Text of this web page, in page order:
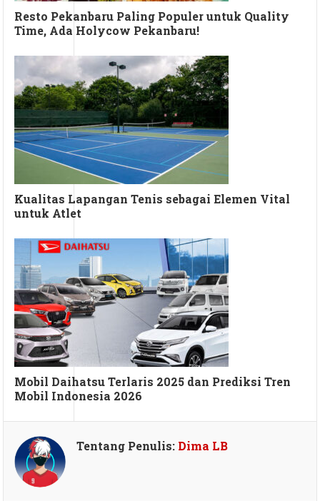
Resto Pekanbaru Paling Populer untuk Quality
Time, Ada Holycow Pekanbaru!
Kualitas Lapangan Tenis sebagai Elemen Vital
untuk Atlet
Mobil Daihatsu Terlaris 2025 dan Prediksi Tren
Mobil Indonesia 2026
Tentang Penulis: Dima LB